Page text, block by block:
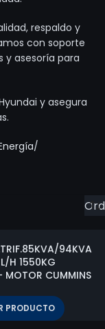
respaldo y
con soporte
y asesoría para
y asegura
94KVA
H 1550KG
MOTOR CUMMINS
PRODUCTO